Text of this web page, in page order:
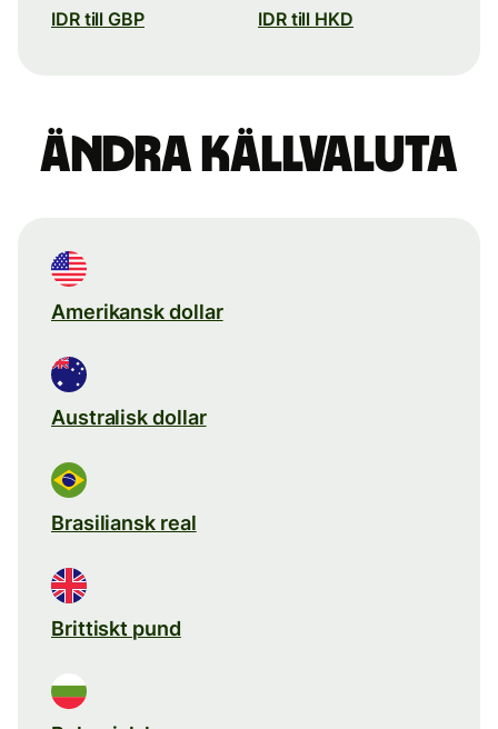
IDR till GBP IDR till HKD
Ändra källvaluta
Amerikansk dollar
Australisk dollar
Brasiliansk real
Brittiskt pund